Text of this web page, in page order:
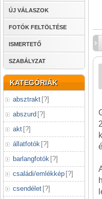
ÚJ VÁLASZOK
FOTÓK FELTÖLTÉSE
ISMERTETŐ
SZABÁLYZAT
KATEGÓRIÁK
absztrakt [?]
abszurd [?]
akt [?]
állatfotók [?]
barlangfotók [?]
családi/emlékkép [?]
csendélet [?]